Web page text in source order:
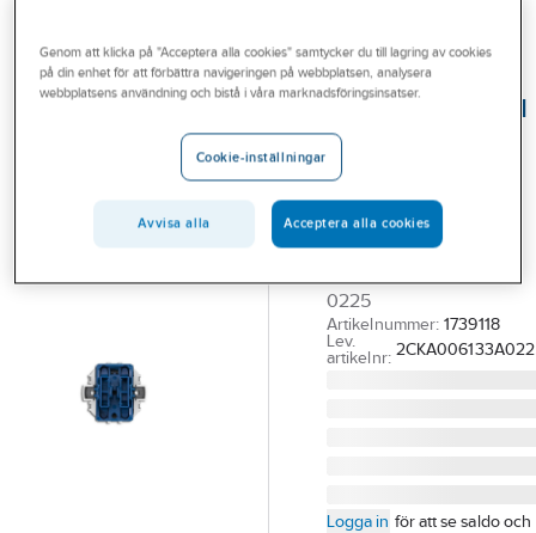
Outlet
Branscher ABB
Knappinsats med
inbyggd
busskopplare,
ABB
KNAPPINSATS 1P
0225
Artikelnummer: 1739118
Lev.
artikelnr:
Logga in för att se saldo och
Genom att klicka på "Acceptera alla cookies" samtycker du till lagring av cookies
på din enhet för att förbättra navigeringen på webbplatsen, analysera
webbplatsens användning och bistå i våra marknadsföringsinsatser.
Cookie-inställningar
Avvisa alla Acceptera alla cookies